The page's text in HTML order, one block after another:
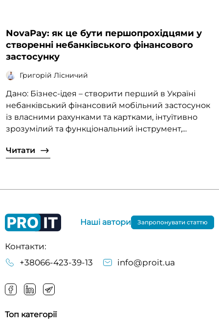
NovaPay: як це бути першопрохідцями у
створенні небанківського фінансового
застосунку
Григорій Лісничий
Дано: Бізнес-ідея – створити перший в Україні
небанківський фінансовий мобільний застосунок
із власними рахунками та картками, інтуїтивно
зрозумілий та функціональний інструмент,...
Читати
Контакти:
+38066-423-39-13
info@proit.ua
Наші автори Запропонувати статтю
Топ категорії